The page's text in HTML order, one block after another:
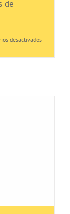
de
desactivadosen
SALUD: